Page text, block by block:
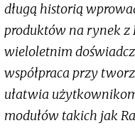
długą historią
produktów na rynek z
wieloletnim
współpraca przy
ułatwia
modułów takich jak